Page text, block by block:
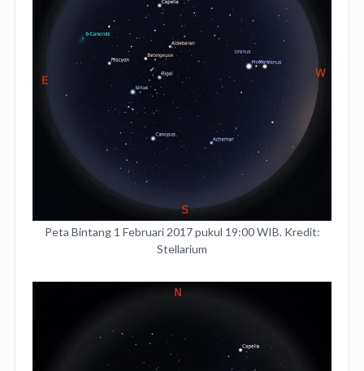
Peta Bintang 1 Februari 2017 pukul 19:00 WIB. Kredit:
Stellarium